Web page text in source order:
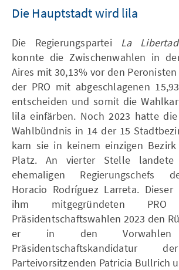
Die Hauptstadt wird lila
Die Regierungspartei La
konnte die Zwischenwahlen in
Aires mit 30,13% vor den
der PRO mit abgeschlagenen
entscheiden und somit die
lila einfärben. Noch 2023 hatte
Wahlbündnis in 14 der 15
kam sie in keinem einzigen
Platz. An vierter Stelle
ehemaligen Regierungschefs
Horacio Rodríguez Larreta.
ihm mitgegründeten
Präsidentschaftswahlen 2023 den
er in den
Präsidentschaftskandidatur
Parteivorsitzenden Patricia Bullrich